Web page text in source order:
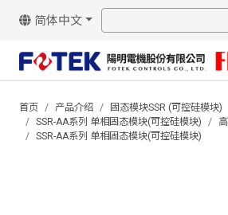
简体中文
首页 产品介绍
固态模块SSR (可控硅模块)
SSR-AA系列 单相固态模块(可控硅模块)
SSR-AA系列 单相固态模块(可控硅模块)